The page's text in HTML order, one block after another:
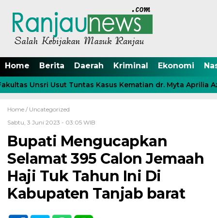
Home Berita Daerah Kriminal Ekonomi
Unsri Usut Tuntas Kasus Kematian dr. Myta Aprilia
Home / Uncategorized
Sabtu, 3 Juni 2023 - 03:05 WIB
Bupati Mengucapkan
Selamat 395 Calon Jemaah
Haji Tuk Tahun Ini Di
Kabupaten Tanjab barat